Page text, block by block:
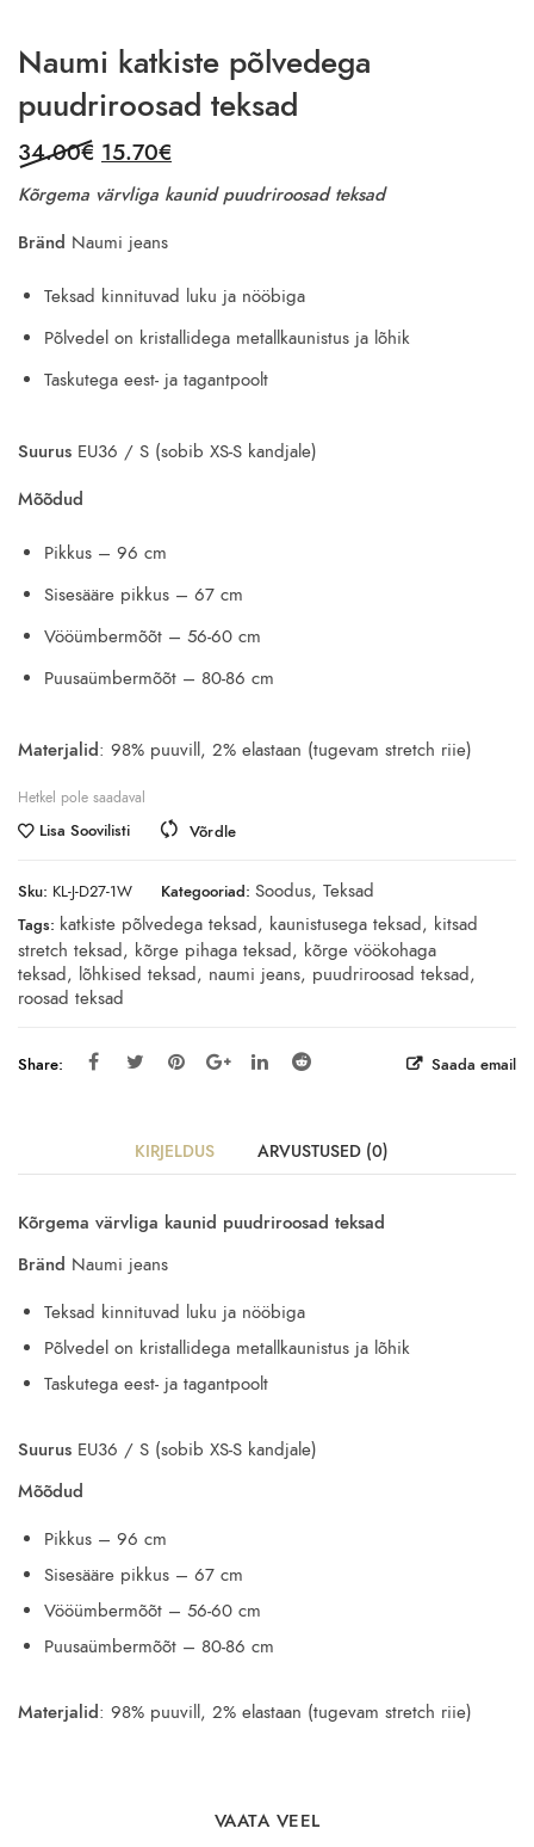
Naumi katkiste põlvedega
puudriroosad teksad
34.00€ Original
price
was:
34.00€.
15.70€
price
Kõrgema värvliga kaunid puudriroosad teksad
Bränd Naumi jeans
Teksad kinnituvad luku ja nööbiga
Põlvedel on kristallidega metallkaunistus ja lõhik
Taskutega eest- ja tagantpoolt
Suurus EU36 / S (sobib XS-S kandjale)
Mõõdud
Pikkus – 96 cm
Sisesääre pikkus – 67 cm
Vööümbermõõt – 56-60 cm
Puusaümbermõõt – 80-86 cm
Materjalid: 98% puuvill, 2% elastaan (tugevam stretch riie)
Hetkel pole saadaval
Lisa Soovilisti Võrdle
Sku: KL-J-D27-1W Kategooriad: Soodus, Teksad
Tags: katkiste põlvedega teksad, kaunistusega teksad, kitsad
stretch teksad, kõrge pihaga teksad, kõrge vöökohaga
teksad, lõhkised teksad, naumi jeans, puudriroosad teksad,
roosad teksad
Share: Saada email
KIRJELDUS ARVUSTUSED (0)
Kõrgema värvliga kaunid puudriroosad teksad
Bränd Naumi jeans
Teksad kinnituvad luku ja nööbiga
Põlvedel on kristallidega metallkaunistus ja lõhik
Taskutega eest- ja tagantpoolt
Suurus EU36 / S (sobib XS-S kandjale)
Mõõdud
Pikkus – 96 cm
Sisesääre pikkus – 67 cm
Vööümbermõõt – 56-60 cm
Puusaümbermõõt – 80-86 cm
Materjalid: 98% puuvill, 2% elastaan (tugevam stretch riie)
VAATA VEEL